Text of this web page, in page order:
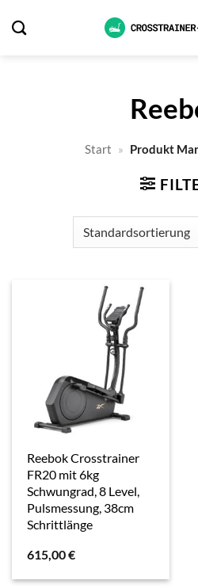
Inhalt
Start » Produkt
Reebok Crosstrainer
FR20 mit 6kg
Schwungrad, 8 Level,
Pulsmessung, 38cm
Schrittlänge
615,00€